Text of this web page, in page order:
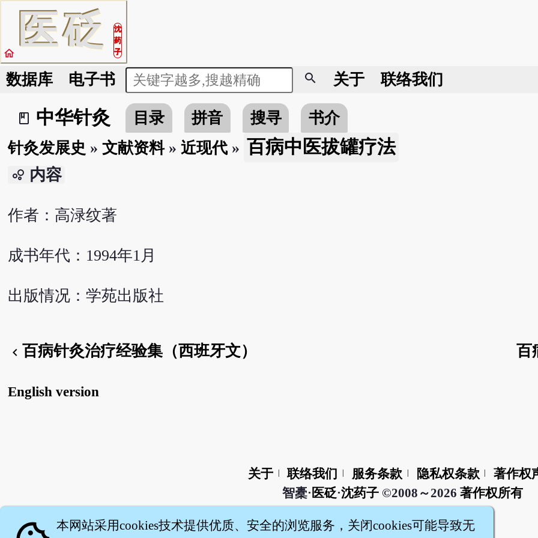
医砭
沈
药
子
home
数据库 电子书 search 关于 联络我们
book_2
中华针灸 目录 拼音 搜寻
书介
针灸发展史 » 文献资料» 近现代» 百病中医拔罐疗法
bubble_chart 内容
作者：高渌纹著
成书年代：1994年1月
出版情况：学苑出版社
chevron_left 百病针灸治疗经验集（西班牙文） 百
English version
关于 联络我们 服务条款 隐私权条款
著作权
智橐· 医砭·沈药子©2008～2026 著作权所有
本网站采用cookies技术提供优质、安全的浏览服务，关闭cookies可能导致无